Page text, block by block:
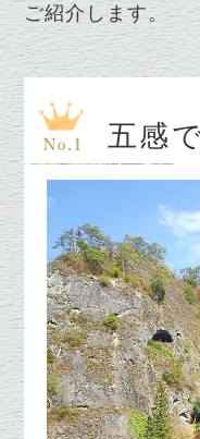
ご紹介します。
五感